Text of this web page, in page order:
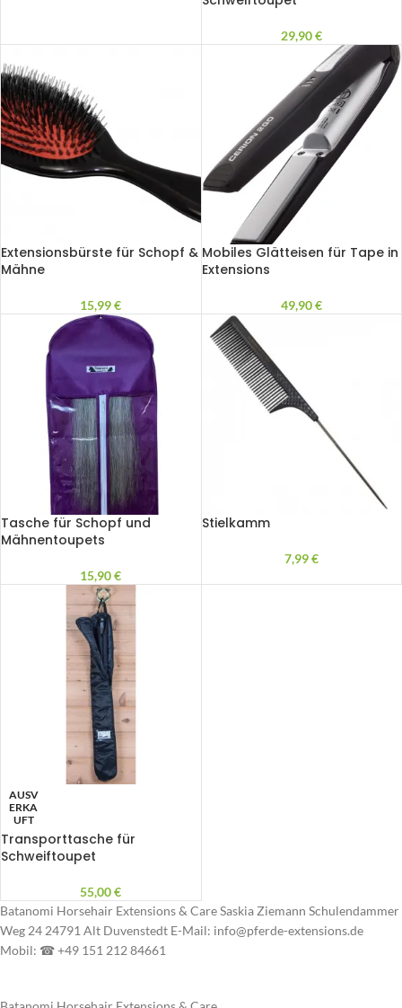
29,90€
Extensionsbürste für Schopf &
Mähne
15,99€
Mobiles Glätteisen für Tape in
Extensions
49,90€
Tasche für Schopf und
Mähnentoupets
15,90€
Stielkamm
7,99€
AUSV
ERKA
UFT
Transporttasche für
Schweiftoupet
55,00€
Batanomi Horsehair Extensions & Care Saskia Ziemann Schulendammer
Weg 24 24791 Alt Duvenstedt E-Mail: info@pferde-extensions.de
Mobil: ☎ +49 151 212 84661